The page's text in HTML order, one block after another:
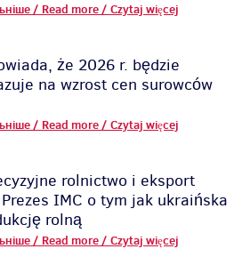
/ Read more / Czytaj więcej
że 2026 r. będzie
na wzrost cen surowców
/ Read more / Czytaj więcej
rolnictwo i eksport
IMC o tym jak ukraińska
rolną
/ Read more / Czytaj więcej